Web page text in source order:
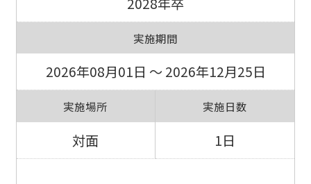
実施期間
2026年08月01日 ～ 2026年12月25日
実施場所
対面
実施日数
1日